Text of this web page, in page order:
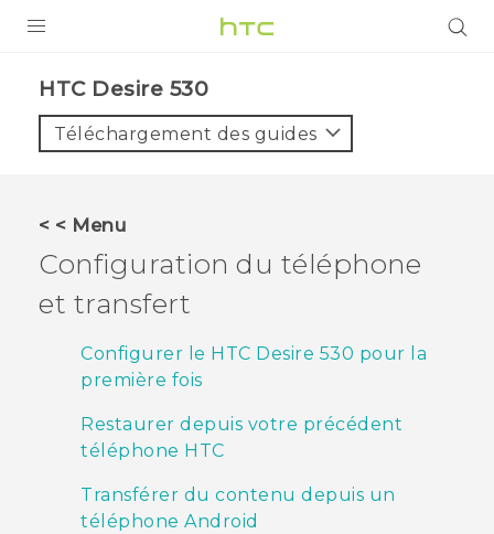
VIVE
VIVERSE
ASSISTANCE
Appareils HTC & Accessoires
Connexion
HTC Desire 530‎
Téléchargement des guides
< < Menu
Configuration du téléphone
et transfert
Configurer le HTC Desire 530 pour la
première fois
Restaurer depuis votre précédent
téléphone HTC
Transférer du contenu depuis un
téléphone Android